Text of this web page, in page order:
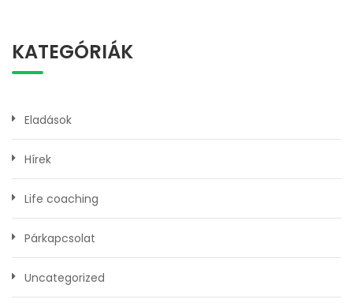
KATEGÓRIÁK
Eladások
Hírek
Life coaching
Párkapcsolat
Uncategorized